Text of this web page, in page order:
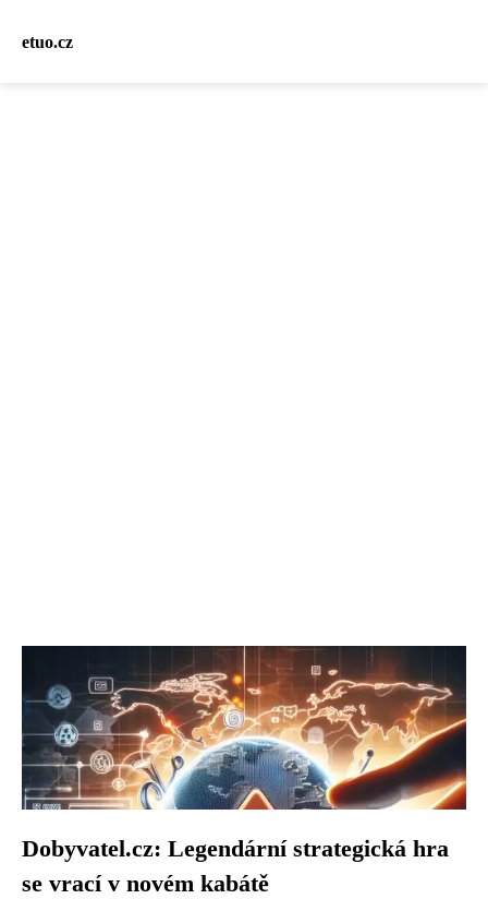
etuo.cz
Dobyvatel.cz: Legendární strategická hra
se vrací v novém kabátě